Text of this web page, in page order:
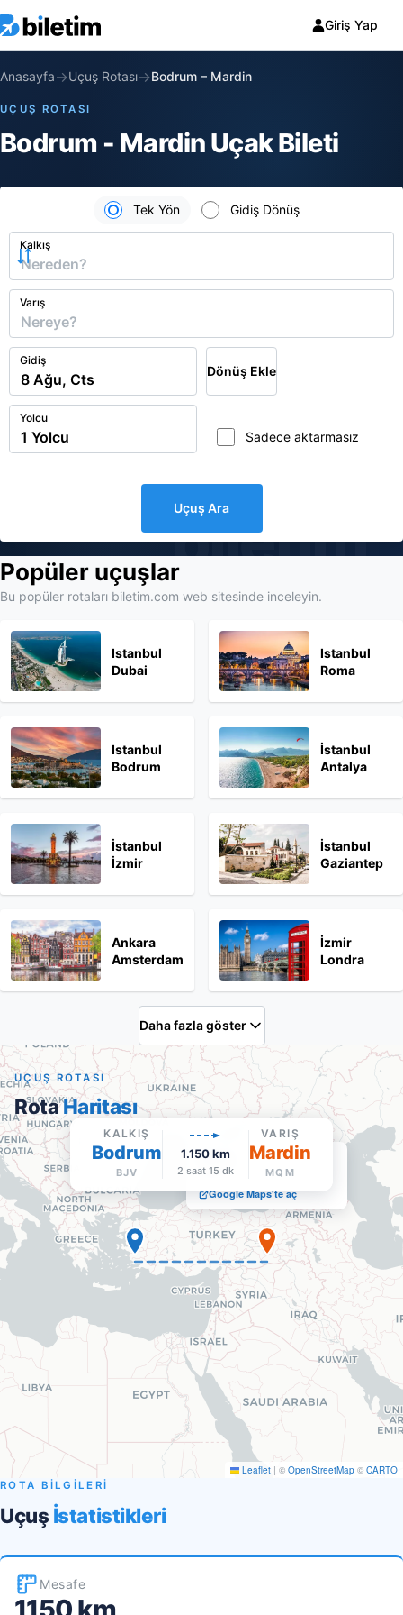
Giriş Yap
biletim
Anasayfa→Uçuş Rotası→Bodrum – Mardin
UÇUŞ ROTASI
Bodrum - Mardin Uçak Bileti
Tek Yön Gidiş Dönüş
Kalkış
Varış
Gidiş
Dönüş Ekle
Yolcu
Sadece aktarmasız
Uçuş Ara
Popüler uçuşlar
Bu popüler rotaları biletim.com web sitesinde inceleyin.
Istanbul
Dubai
Istanbul
Roma
Istanbul
Bodrum
İstanbul
Antalya
İstanbul
İzmir
İstanbul
Gaziantep
Ankara
Amsterdam
İzmir
Londra
Daha fazla göster
Mardin
MQM·
Google Maps'te aç
Leaflet | © OpenStreetMap © CARTO
UÇUŞ ROTASI
RotaHaritası
KALKIŞ
Bodrum
BJV
1.150km
2 saat 15 dk
VARIŞ
Mardin
MQM
ROTA BİLGİLERİ
Uçuş İstatistikleri
Mesafe